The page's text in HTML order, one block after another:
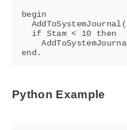
begin
  if Stam < 10 then
Python Example